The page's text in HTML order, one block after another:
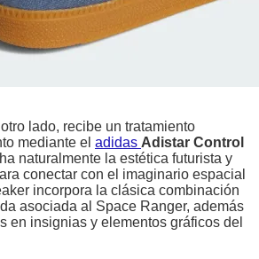
lado, recibe un tratamiento
mediante el adidas Adistar Control
naturalmente la estética futurista y
conectar con el imaginario espacial
incorpora la clásica combinación
asociada al Space Ranger, además
en insignias y elementos gráficos del